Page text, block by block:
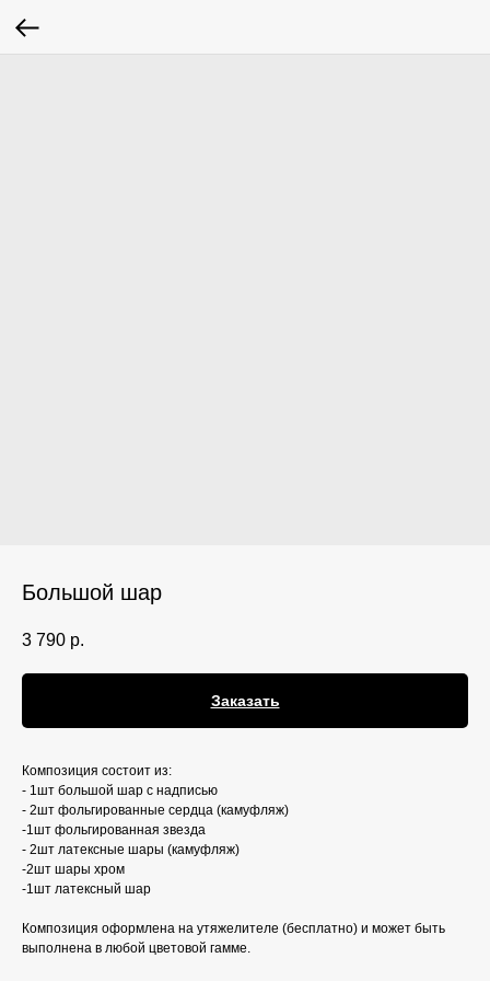
Большой шар
3 790 р.
Заказать
Композиция состоит из:
- 1шт большой шар с надписью
- 2шт фольгированные сердца (камуфляж)
-1шт фольгированная звезда
- 2шт латексные шары (камуфляж)
-2шт шары хром
-1шт латексный шар
Композиция оформлена на утяжелителе (бесплатно) и может быть
выполнена в любой цветовой гамме.